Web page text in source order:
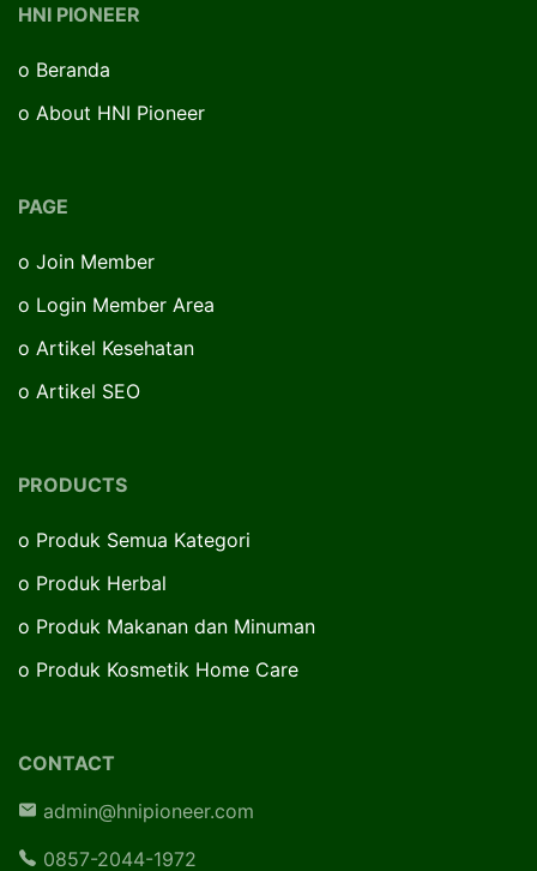
HNI PIONEER
o Beranda
o About HNI Pioneer
PAGE
o Join Member
o Login Member Area
o Artikel Kesehatan
o Artikel SEO
PRODUCTS
o Produk Semua Kategori
o Produk Herbal
o Produk Makanan dan Minuman
o Produk Kosmetik Home Care
CONTACT
admin@hnipioneer.com
0857-2044-1972